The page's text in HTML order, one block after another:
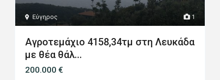
1
Εύγηρος
Αγροτεμάχιο 4158,34τμ στη Λευκάδα
με θέα θάλ...
200.000 €